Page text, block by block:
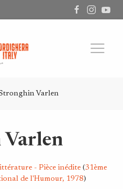
Varlen
- Pièce inédite (31ème
de l'Humour, 1978)